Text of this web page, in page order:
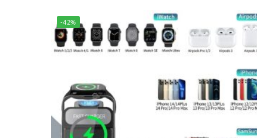
-42%